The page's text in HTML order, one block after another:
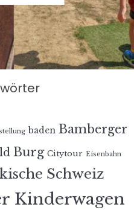
baden Bamberger
Burg Citytour Eisenbahn
Schweiz
Kinderwagen